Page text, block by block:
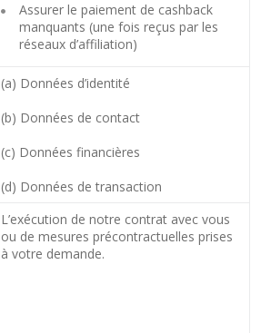
Assurer le paiement de cashback
manquants (une fois reçus par les
réseaux d’affiliation)
(a) Données d’identité
(b) Données de contact
(c) Données financières
(d) Données de transaction
L’exécution de notre contrat avec vous
ou de mesures précontractuelles prises
à votre demande.